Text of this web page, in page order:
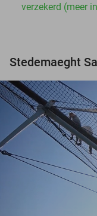
verzekerd (meer
Stedemaeght